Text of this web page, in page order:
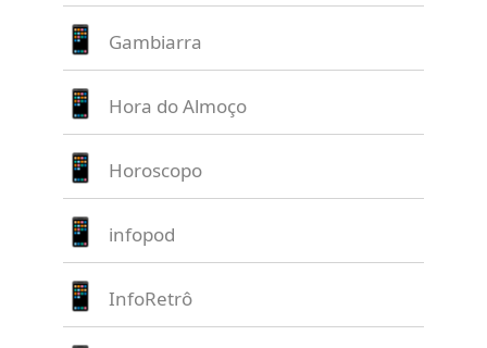
Gambiarra
Hora do Almoço
Horoscopo
infopod
InfoRetrô